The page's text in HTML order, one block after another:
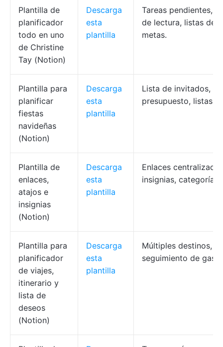
Plantilla de
planificador
todo en uno
de Christine
Tay (Notion)
Descarga
esta
plantilla
Tareas pendientes,
de lectura, listas de
metas.
Plantilla para
planificar
fiestas
navideñas
(Notion)
Descarga
esta
plantilla
Lista de invitados,
presupuesto, listas
Plantilla de
enlaces,
atajos e
insignias
(Notion)
Descarga
esta
plantilla
Enlaces
insignias, categorías.
Plantilla para
planificador
de viajes,
itinerario y
lista de
deseos
(Notion)
Descarga
esta
plantilla
Múltiples destinos,
seguimiento de